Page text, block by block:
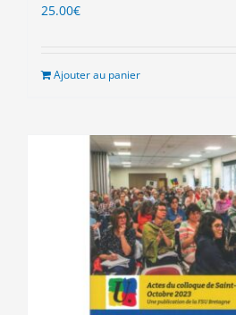
25.00€
Ajouter au panier